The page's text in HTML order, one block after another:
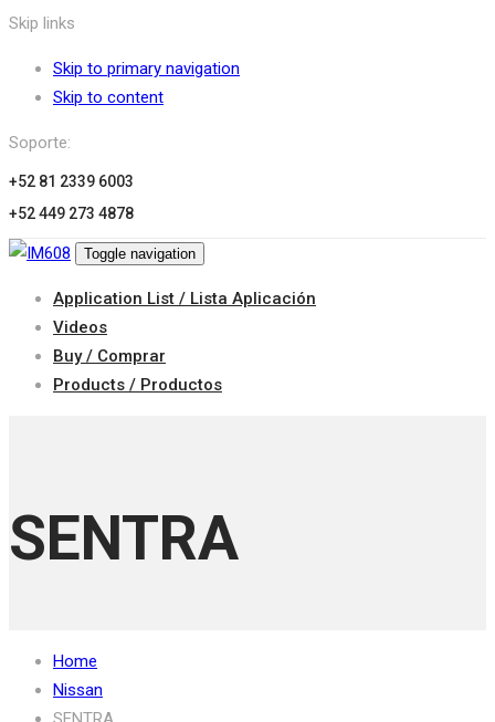
Skip links
Skip to primary navigation
Skip to content
Soporte:
+52 81 2339 6003
+52 449 273 4878
Toggle navigation
Application List / Lista Aplicación
Videos
Buy / Comprar
Products / Productos
SENTRA
Home
Nissan